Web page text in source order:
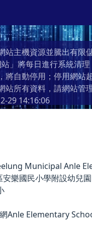
站主機資源並騰出有限
」將每日進行系統清
將自動停用；停用網站
站所有資料，請網站管
29 14:16:06
Municipal Anle
樂國民小學附設幼兒園
Anle Elementary